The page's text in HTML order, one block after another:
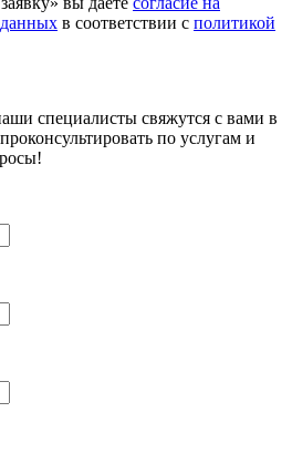
в соответствии с политикой
специалисты свяжутся с вами в
по услугам и